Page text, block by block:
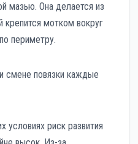
мазью. Она делается из
крепится мотком вокруг
периметру.
смене повязки каждые
условиях риск развития